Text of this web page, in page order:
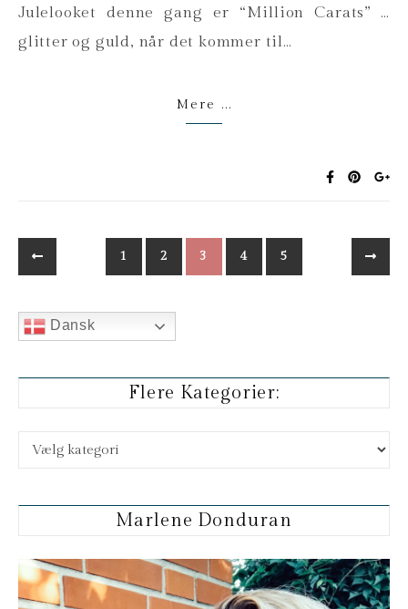
Julelooket denne gang er “Million Carats” …
glitter og guld, når det kommer til…
Mere ...
1 2 3 4 5
Dansk
Flere Kategorier:
Flere kategorier:
Marlene Donduran